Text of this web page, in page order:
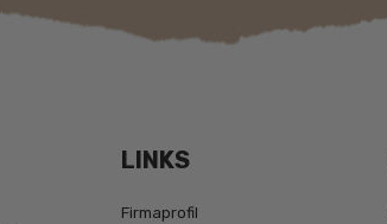
LINKS
Firmaprofil